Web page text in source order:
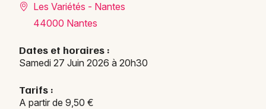
Magazine à Nantes
Les Variétés - Nantes
44000 Nantes
Dates et horaires :
Samedi 27 Juin 2026 à 20h30
Tarifs :
A partir de 9,50 €